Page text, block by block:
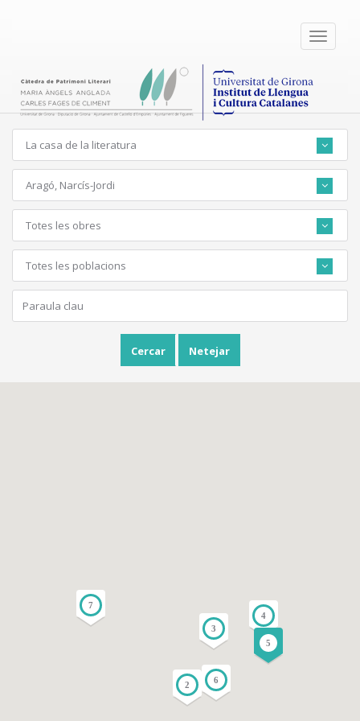
Toggle
La casa de la literatura
Aragó, Narcís-Jordi
Totes les obres
Totes les poblacions
Cercar Netejar
2
3
4
5
6
7